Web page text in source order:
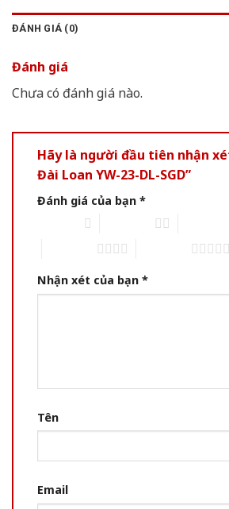
ĐÁNH GIÁ (0)
Đánh giá
Chưa có đánh giá nào.
Hãy là người đầu tiên nhận
Đài Loan YW-23-DL-SGD”
Đánh giá của bạn *
Nhận xét của bạn *
Tên
Email